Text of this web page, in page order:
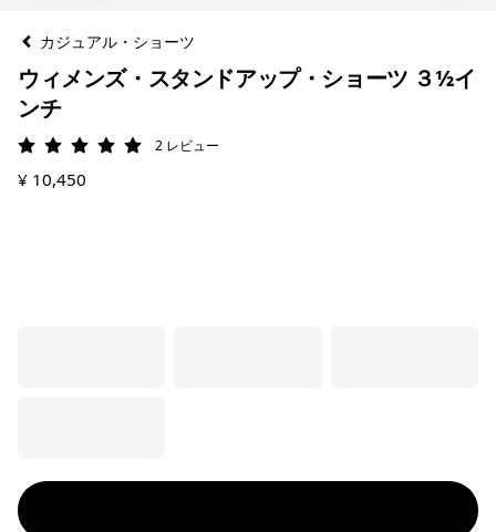
カジュアル・ショーツ
ウィメンズ・スタンドアップ・ショーツ ３½イ
ンチ
評価: 5 / 5 2 レビュー
¥ 10,450